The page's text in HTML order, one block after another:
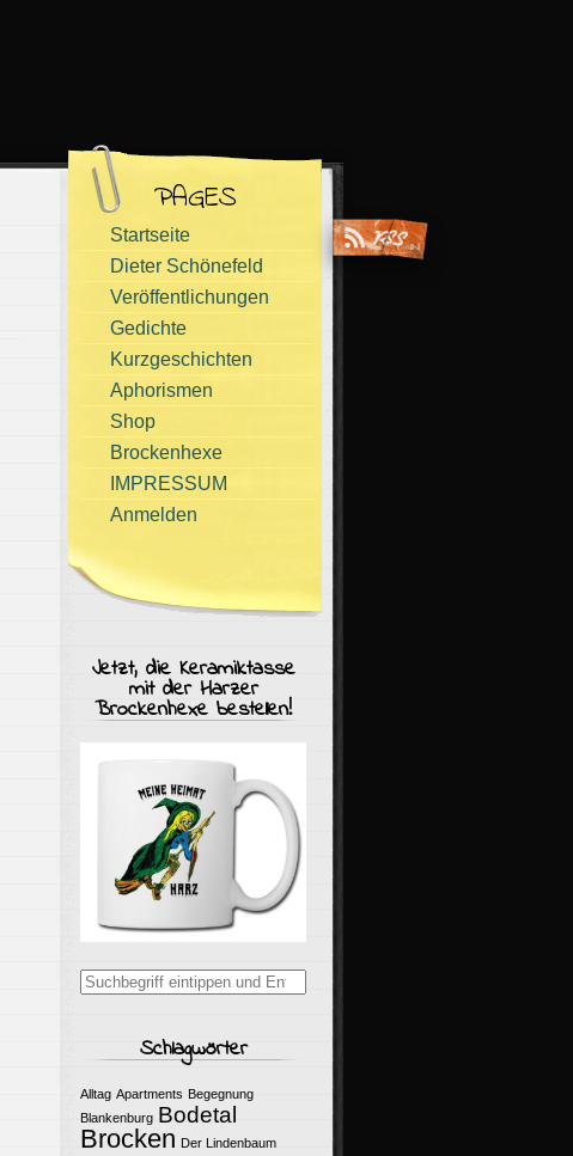
PAGES
Startseite
Dieter Schönefeld
Veröffentlichungen
Gedichte
Kurzgeschichten
Aphorismen
Shop
Brockenhexe
IMPRESSUM
Anmelden
Jetzt, die Keramiktasse
mit der Harzer
Brockenhexe bestellen!
Suchergebnisse
für:
Schlagwörter
Alltag Apartments Begegnung
Blankenburg Bodetal
Brocken Der Lindenbaum